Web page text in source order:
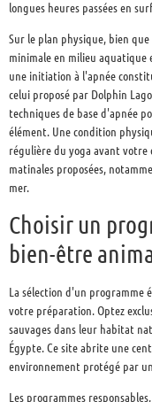
longues heures passées en
Sur le plan physique, bien
minimale en milieu
une initiation à l'apnée
celui proposé par Dolphin
techniques de base d'apnée
élément. Une condition
régulière du yoga avant votre
matinales proposées,
mer.
Choisir un
bien-être
La sélection d'un
votre préparation. Optez
sauvages dans leur habitat
Égypte. Ce site abrite une
environnement protégé par
Les programmes